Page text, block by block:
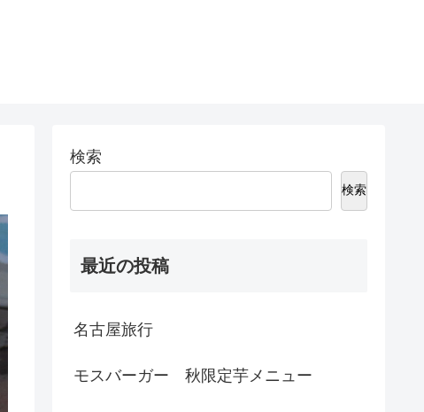
検索
検索
最近の投稿
名古屋旅行
モスバーガー 秋限定芋メニュー